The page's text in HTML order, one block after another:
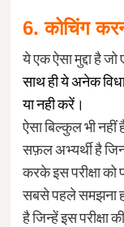
6. कोचिंग
ये एक ऐसा मुद्दा है
साथ ही ये अनेक
या नही करें।
ऐसा बिल्कुल भी
सफ़ल अभ्यर्थी है
करके इस परीक्षा को
सबसे पहले समझना
है जिन्हें इस